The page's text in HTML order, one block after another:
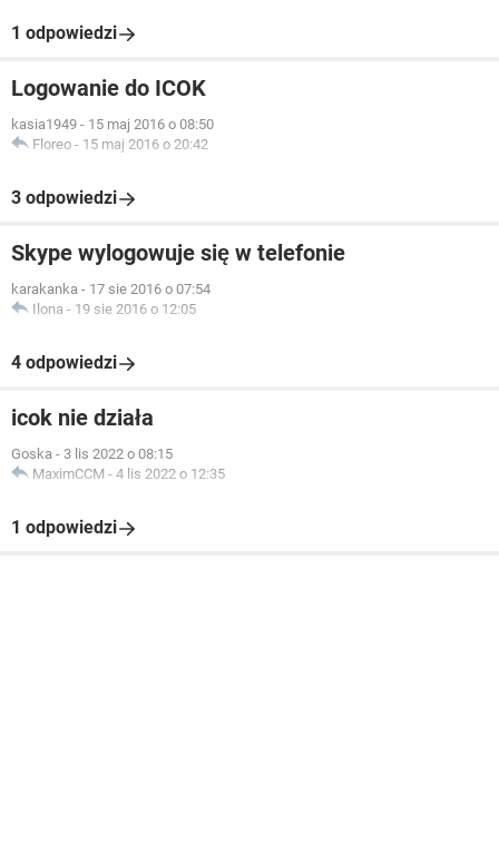
1 odpowiedzi
Logowanie do ICOK
kasia1949 - 15 maj 2016 o 08:50
Floreo - 15 maj 2016 o 20:42
3 odpowiedzi
Skype wylogowuje się w telefonie
karakanka - 17 sie 2016 o 07:54
Ilona - 19 sie 2016 o 12:05
4 odpowiedzi
icok nie działa
Goska - 3 lis 2022 o 08:15
MaximCCM - 4 lis 2022 o 12:35
1 odpowiedzi